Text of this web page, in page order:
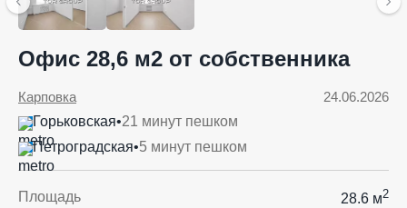
Офис 28,6 м2 от собственника
24.06.2026
Карповка
Горьковская•21 минут пешком
Петроградская•5 минут пешком
Площадь 28.6 м2